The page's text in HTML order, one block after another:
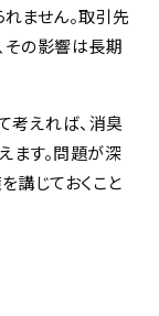
ません。取引先
その影響は長期
考えれば、消臭
ます。問題が深
講じておくこと